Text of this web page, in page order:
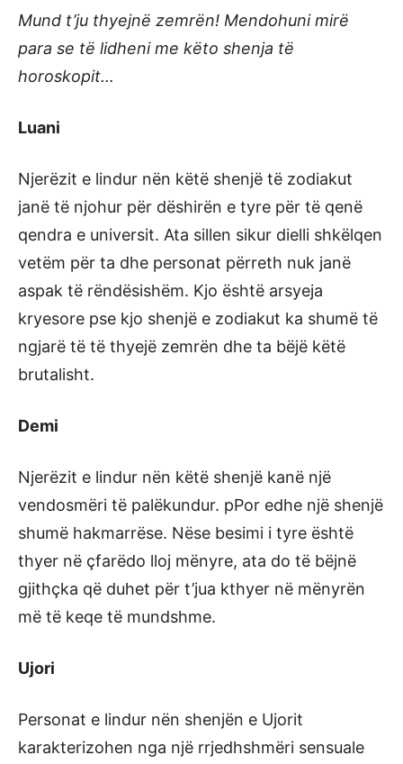
Mund t’ju thyejnë zemrën! Mendohuni mirë
para se të lidheni me këto shenja të
horoskopit…
Luani
Njerëzit e lindur nën këtë shenjë të zodiakut
janë të njohur për dëshirën e tyre për të qenë
qendra e universit. Ata sillen sikur dielli shkëlqen
vetëm për ta dhe personat përreth nuk janë
aspak të rëndësishëm. Kjo është arsyeja
kryesore pse kjo shenjë e zodiakut ka shumë të
ngjarë të të thyejë zemrën dhe ta bëjë këtë
brutalisht.
Demi
Njerëzit e lindur nën këtë shenjë kanë një
vendosmëri të palëkundur. pPor edhe një shenjë
shumë hakmarrëse. Nëse besimi i tyre është
thyer në çfarëdo lloj mënyre, ata do të bëjnë
gjithçka që duhet për t’jua kthyer në mënyrën
më të keqe të mundshme.
Ujori
Personat e lindur nën shenjën e Ujorit
karakterizohen nga një rrjedhshmëri sensuale